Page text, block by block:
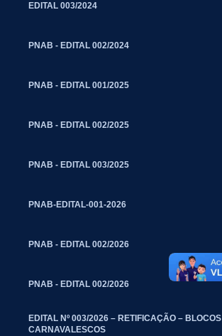
EDITAL 003/2024
PNAB - EDITAL 002/2024
PNAB - EDITAL 001/2025
PNAB - EDITAL 002/2025
PNAB - EDITAL 003/2025
PNAB-EDITAL-001-2026
PNAB - EDITAL 002/2026
PNAB - EDITAL 002/2026
EDITAL Nº 003/2026 – RETIFICAÇÃO – BLOCOS
CARNAVALESCOS